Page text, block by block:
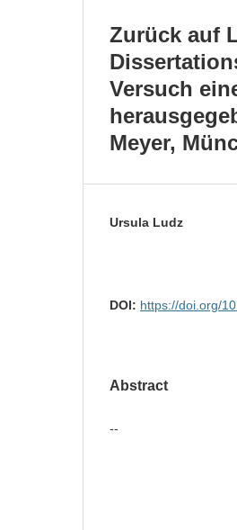
Zurück auf
Versuch
Meyer,
Ursula Ludz
DOI: https://doi.org/
Abstract
--